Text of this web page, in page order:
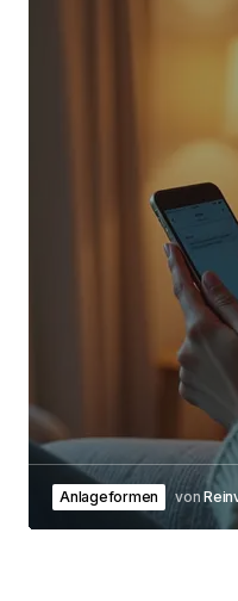
Browser für
Anlageformen von